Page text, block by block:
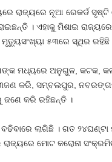
ରାଜ୍ୟରେ ନୂଆ ରେକର୍ଡ ସୃଷ୍ଟି
। ଏହାକୁ ମିଶାଇ
୫୩ରେ ସ୍ଥିର ରହିଛି
ମଧ୍ୟରେ ଅନୁଗୁଳ, କଟକ,
କରି, ସମ୍ବଲପୁର,
ଜଣେ କରି ରହିଛନ୍ତି ।
ଲାଗିଛି । ଗତ
ମୋଟ କରୋନା